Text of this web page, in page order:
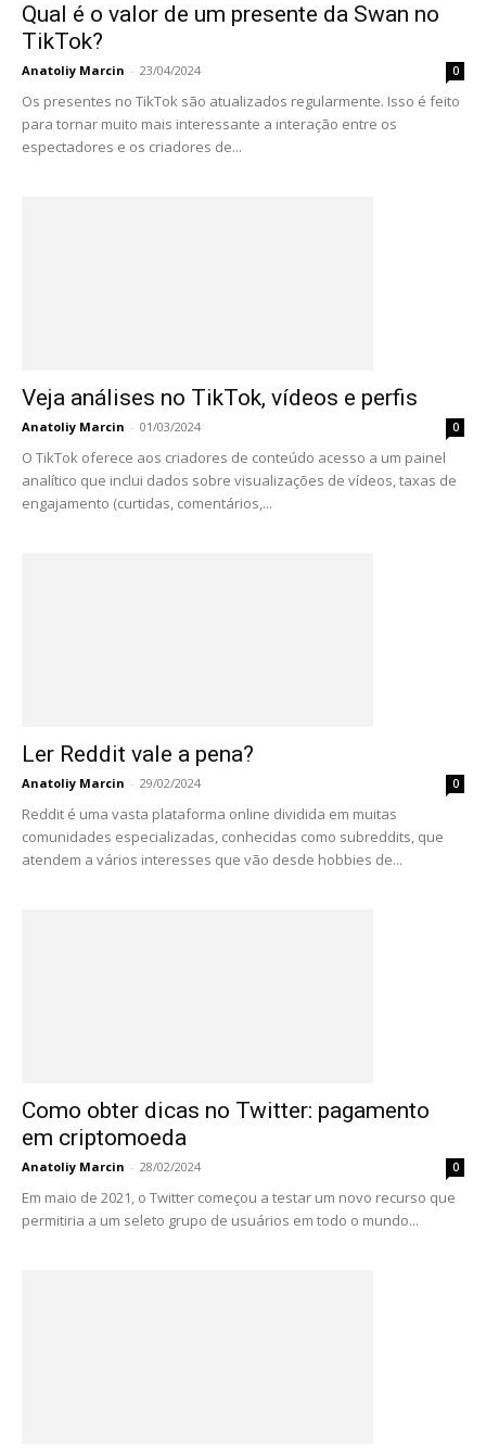
Qual é o valor de um presente da Swan no
TikTok?
Anatoliy Marcin - 23/04/2024 0
Os presentes no TikTok são atualizados regularmente. Isso é feito
para tornar muito mais interessante a interação entre os
espectadores e os criadores de...
Veja análises no TikTok, vídeos e perfis
Anatoliy Marcin - 01/03/2024 0
O TikTok oferece aos criadores de conteúdo acesso a um painel
analítico que inclui dados sobre visualizações de vídeos, taxas de
engajamento (curtidas, comentários,...
Ler Reddit vale a pena?
Anatoliy Marcin - 29/02/2024 0
Reddit é uma vasta plataforma online dividida em muitas
comunidades especializadas, conhecidas como subreddits, que
atendem a vários interesses que vão desde hobbies de...
Como obter dicas no Twitter: pagamento
em criptomoeda
Anatoliy Marcin - 28/02/2024 0
Em maio de 2021, o Twitter começou a testar um novo recurso que
permitiria a um seleto grupo de usuários em todo o mundo...